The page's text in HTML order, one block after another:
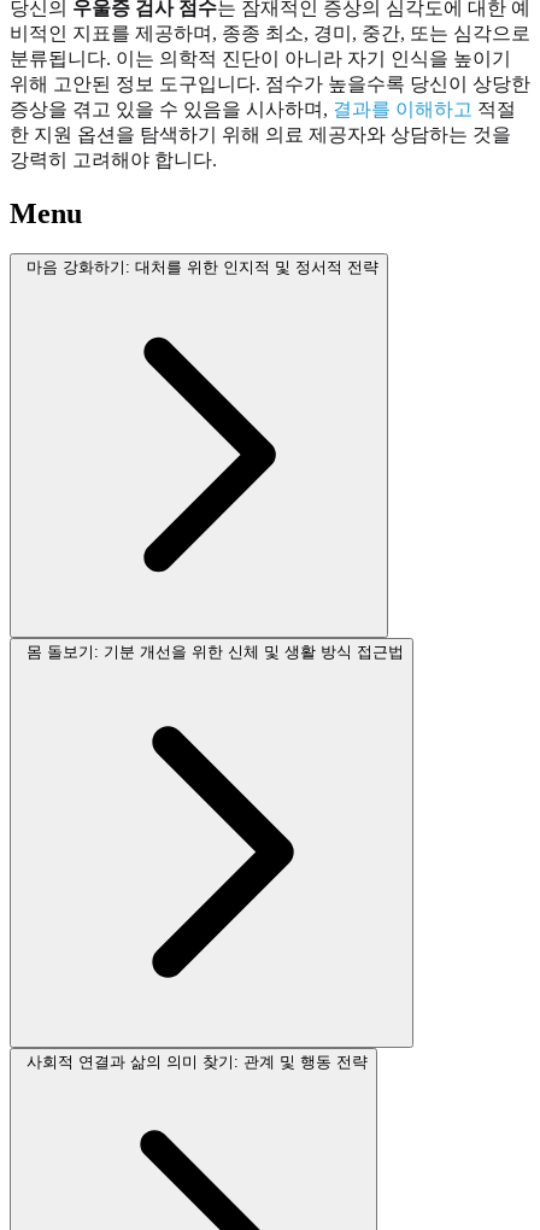
당신의 우울증 검사 점수는 잠재적인 증상의 심각도에 대한 예
비적인 지표를 제공하며, 종종 최소, 경미, 중간, 또는 심각으로
분류됩니다. 이는 의학적 진단이 아니라 자기 인식을 높이기
위해 고안된 정보 도구입니다. 점수가 높을수록 당신이 상당한
증상을 겪고 있을 수 있음을 시사하며, 결과를 이해하고 적절
한 지원 옵션을 탐색하기 위해 의료 제공자와 상담하는 것을
강력히 고려해야 합니다.
Menu
마음 강화하기: 대처를 위한 인지적 및 정서적 전략
몸 돌보기: 기분 개선을 위한 신체 및 생활 방식 접근법
사회적 연결과 삶의 의미 찾기: 관계 및 행동 전략